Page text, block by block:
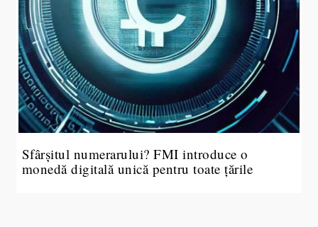
Sfârșitul numerarului? FMI introduce o
monedă digitală unică pentru toate țările